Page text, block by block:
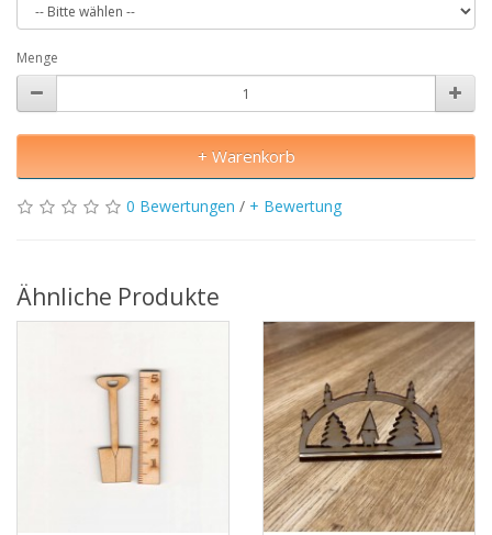
Menge
+ Warenkorb
0 Bewertungen / + Bewertung
Ähnliche Produkte